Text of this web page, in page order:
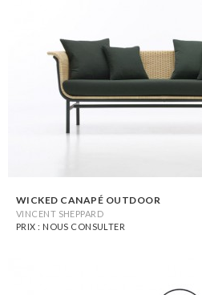
WICKED CANAPÉ OUTDOOR
VINCENT SHEPPARD
PRIX : NOUS CONSULTER